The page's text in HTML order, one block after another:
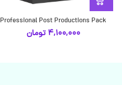
Professional Post Productions Pack
4,100,000 تومان